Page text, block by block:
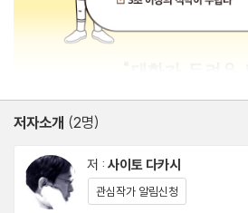
말문이 막히는 심리적 이유
대화가 끊이지 않는 ‘생각났는데’ 화법
나이 차이를 극복하는 대화법
때로는 적절히 끊는 것이 중요하다
3장 또 얘기하고 싶은 사람이 되고 싶다
저자소개 (2명)
저 : 사이토 다카시
관심작가 알림신청